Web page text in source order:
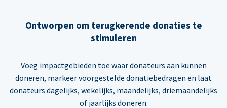
Ontworpen om terugkerende donaties te
stimuleren
Voeg impactgebieden toe waar donateurs aan kunnen
doneren, markeer voorgestelde donatiebedragen en laat
donateurs dagelijks, wekelijks, maandelijks, driemaandelijks
of jaarlijks doneren.